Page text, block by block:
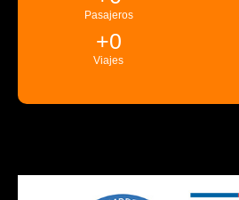
Pasajeros
Viajes
+0